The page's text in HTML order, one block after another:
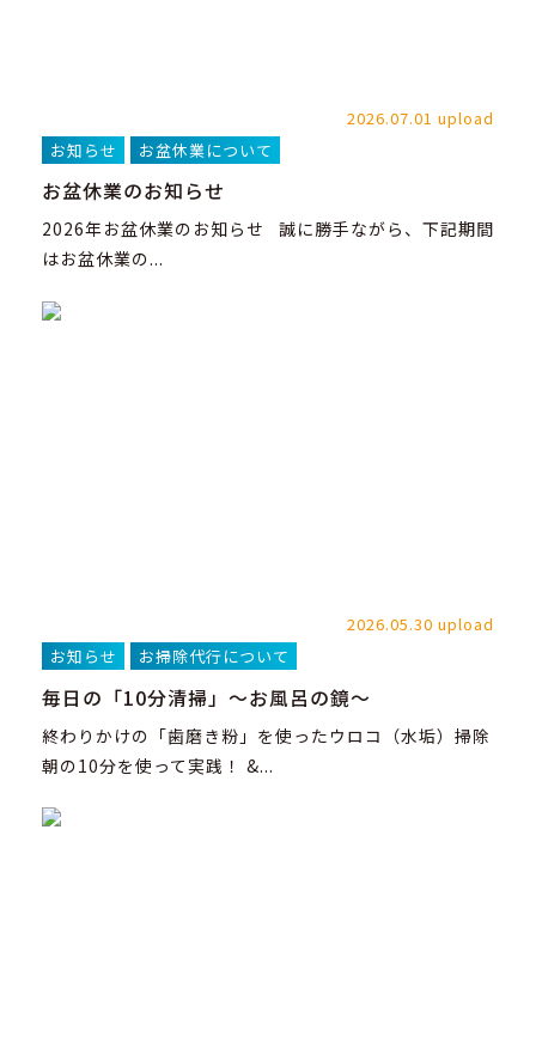
2026.07.01 upload
お知らせ
お盆休業について
お盆休業のお知らせ
2026年お盆休業のお知らせ 誠に勝手ながら、下記期間
はお盆休業の...
2026.05.30 upload
お知らせ
お掃除代行について
毎日の「10分清掃」～お風呂の鏡～
終わりかけの「歯磨き粉」を使ったウロコ（水垢）掃除
朝の10分を使って実践！ &...